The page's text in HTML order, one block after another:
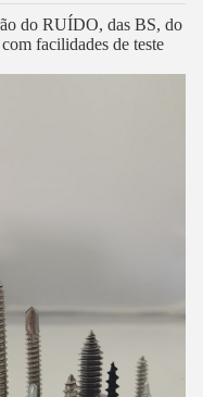
do RUÍDO, das BS, do
facilidades de teste